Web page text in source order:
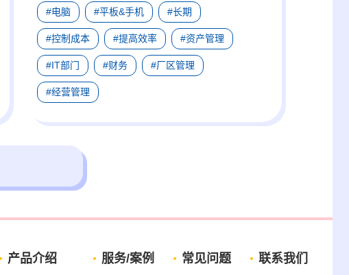
#电脑 #平板&手机 #长期
#控制成本 #提高效率 #资产管理
#IT部门 #财务 #厂区管理
#经营管理
产品介绍 服务/案例 常见问题 联系我们